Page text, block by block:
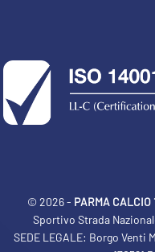
© 2026 - PARMA CALCIO
Sportivo Strada
SEDE LEGALE: Borgo Venti